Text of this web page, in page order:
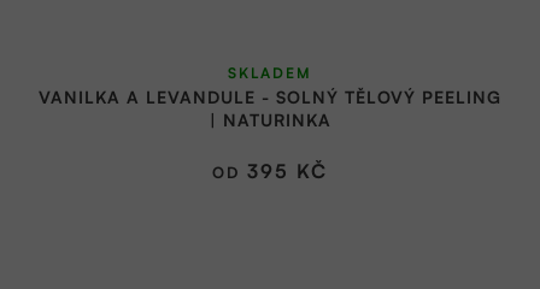
VANILKA A LEVANDULE - SOLNÝ TĚLOVÝ PEELING
| NATURINKA
SKLADEM
OD 395 KČ